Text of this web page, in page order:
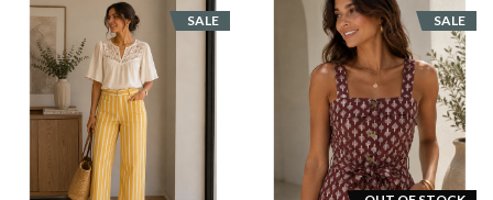
SALE SALE